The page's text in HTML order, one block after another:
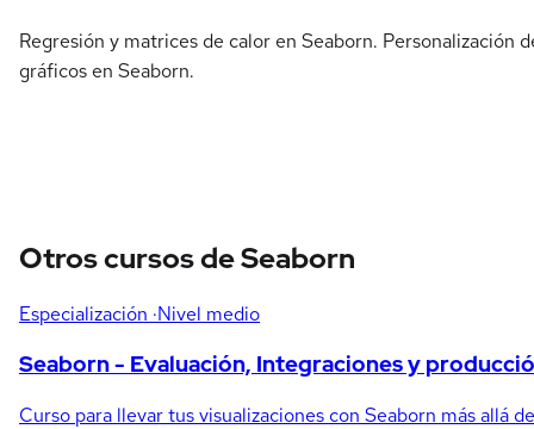
Regresión y matrices de calor en Seaborn. Personalización
gráficos en Seaborn.
Otros cursos de Seaborn
Especialización ·Nivel medio
Seaborn - Evaluación, Integraciones y
Curso para llevar tus visualizaciones con Seaborn más allá